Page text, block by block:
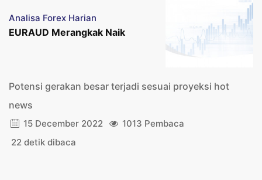
Analisa Forex Harian
EURAUD Merangkak Naik
Potensi gerakan besar terjadi sesuai proyeksi hot
news
15 December 2022
1013 Pembaca
22 detik dibaca